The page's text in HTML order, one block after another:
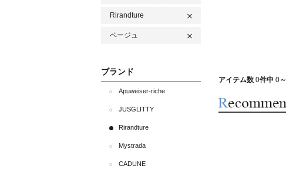
Rirandture
ベージュ
ブランド
Apuweiser-riche
JUSGLITTY
Rirandture
Mystrada
CADUNE
アイテム数 0件中 0～